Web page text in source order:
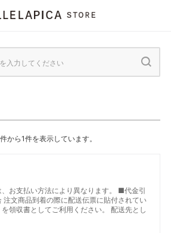
から1件を表示しています。
、お支払い方法により異なります。 ■代金引
注文商品到着の際に配送伝票に貼付されてい
領収書としてご利用ください。 配送先とし